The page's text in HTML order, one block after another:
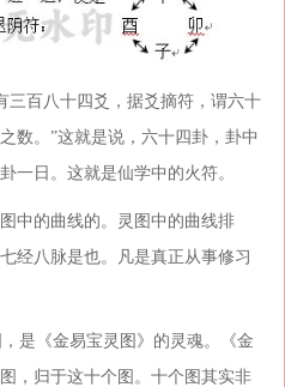
三百八十四爻，据爻摘符，谓六十
数。”这就是说，六十四卦，卦中
一日。这就是仙学中的火符。
中的曲线的。灵图中的曲线排
经八脉是也。凡是真正从事修习
是《金易宝灵图》的灵魂。《金
，归于这十个图。十个图其实非